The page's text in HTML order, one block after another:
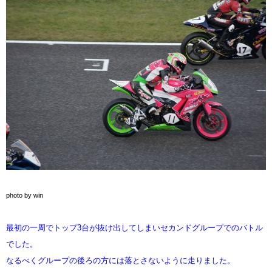
photo by win
最初の一周でトップ3台が抜け出してしまいセカンドグループでのバトル
でした。
なるべくグループの後ろの方には落とさないように走りました。